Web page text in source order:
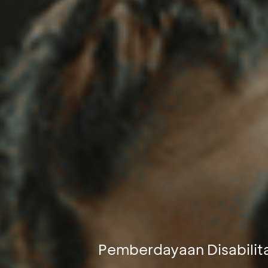
Pemberdayaan